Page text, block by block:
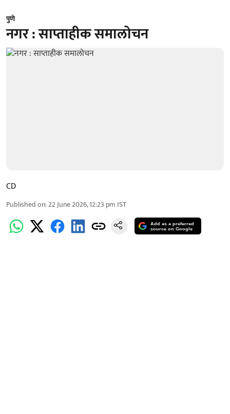
पुणे
नगर : साप्ताहीक समालोचन
CD
Published on:22 June 2026, 12:23 pm IST
Add as a preferred
source on Google